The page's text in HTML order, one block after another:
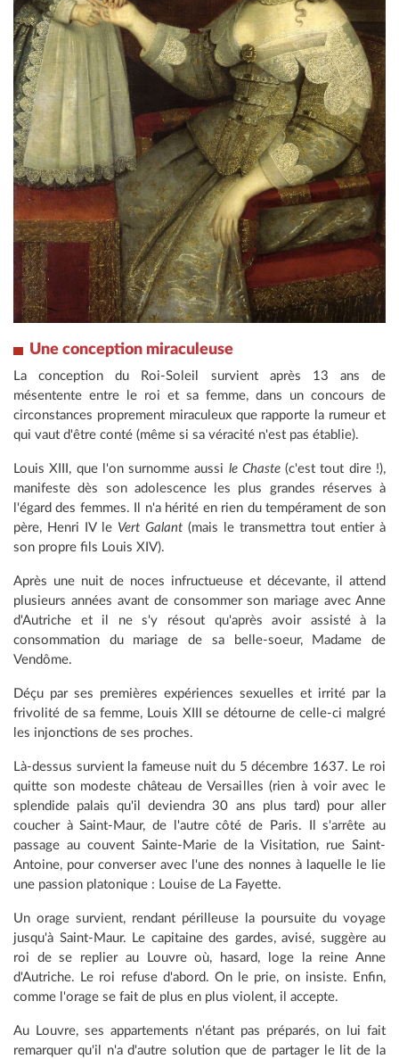
Une conception miraculeuse
La conception du Roi-Soleil survient après 13 ans de
mésentente entre le roi et sa femme, dans un concours de
circonstances proprement miraculeux que rapporte la rumeur et
qui vaut d'être conté (même si sa véracité n'est pas établie).
Louis XIII, que l'on surnomme aussi le Chaste(c'est tout dire !),
manifeste dès son adolescence les plus grandes réserves à
l'égard des femmes. Il n'a hérité en rien du tempérament de son
père, Henri IV le Vert Galant (mais le transmettra tout entier à
son propre fils Louis XIV).
Après une nuit de noces infructueuse et décevante, il attend
plusieurs années avant de consommer son mariage avec Anne
d'Autriche et il ne s'y résout qu'après avoir assisté à la
consommation du mariage de sa belle-soeur, Madame de
Vendôme.
Déçu par ses premières expériences sexuelles et irrité par la
frivolité de sa femme, Louis XIII se détourne de celle-ci malgré
les injonctions de ses proches.
Là-dessus survient la fameuse nuit du 5 décembre 1637. Le roi
quitte son modeste château de Versailles (rien à voir avec le
splendide palais qu'il deviendra 30 ans plus tard) pour aller
coucher à Saint-Maur, de l'autre côté de Paris. Il s'arrête au
passage au couvent Sainte-Marie de la Visitation, rue Saint-
Antoine, pour converser avec l'une des nonnes à laquelle le lie
une passion platonique : Louise de La Fayette.
Un orage survient, rendant périlleuse la poursuite du voyage
jusqu'à Saint-Maur. Le capitaine des gardes, avisé, suggère au
roi de se replier au Louvre où, hasard, loge la reine Anne
d'Autriche. Le roi refuse d'abord. On le prie, on insiste. Enfin,
comme l'orage se fait de plus en plus violent, il accepte.
Au Louvre, ses appartements n'étant pas préparés, on lui fait
remarquer qu'il n'a d'autre solution que de partager le lit de la